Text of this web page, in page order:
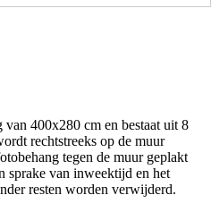
400x280 cm en bestaat uit 8
rechtstreeks op de muur
tegen de muur geplakt
sprake van inweektijd en het
resten worden verwijderd.